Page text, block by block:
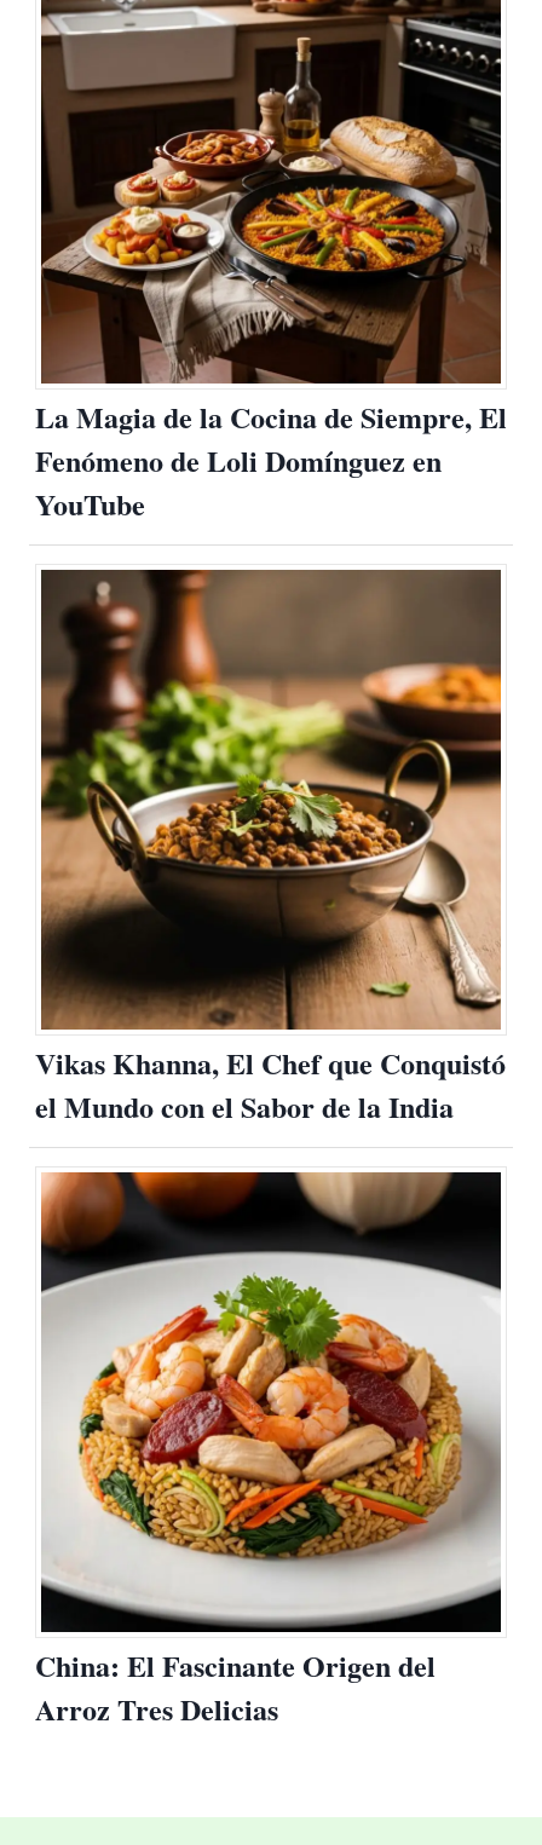
La Magia de la Cocina de Siempre, El
Fenómeno de Loli Domínguez en
YouTube
Vikas Khanna, El Chef que Conquistó
el Mundo con el Sabor de la India
China: El Fascinante Origen del
Arroz Tres Delicias